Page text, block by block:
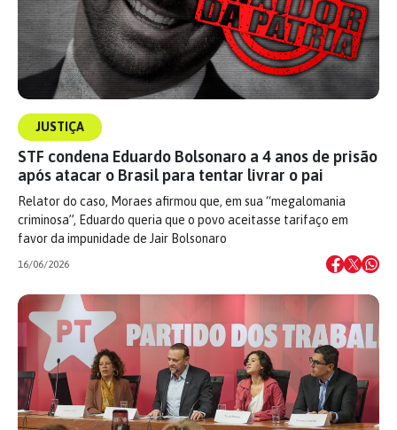
JUSTIÇA
STF condena Eduardo Bolsonaro a 4 anos de prisão
após atacar o Brasil para tentar livrar o pai
Relator do caso, Moraes afirmou que, em sua “megalomania
criminosa”, Eduardo queria que o povo aceitasse tarifaço em
favor da impunidade de Jair Bolsonaro
16/06/2026